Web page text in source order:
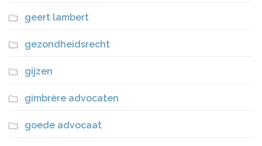
geert lambert
gezondheidsrecht
gijzen
gimbrère advocaten
goede advocaat